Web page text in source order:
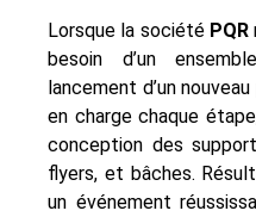
Lorsque la société PQR
besoin d’un
lancement d’un
en charge chaque
conception des
flyers, et bâches.
un événement